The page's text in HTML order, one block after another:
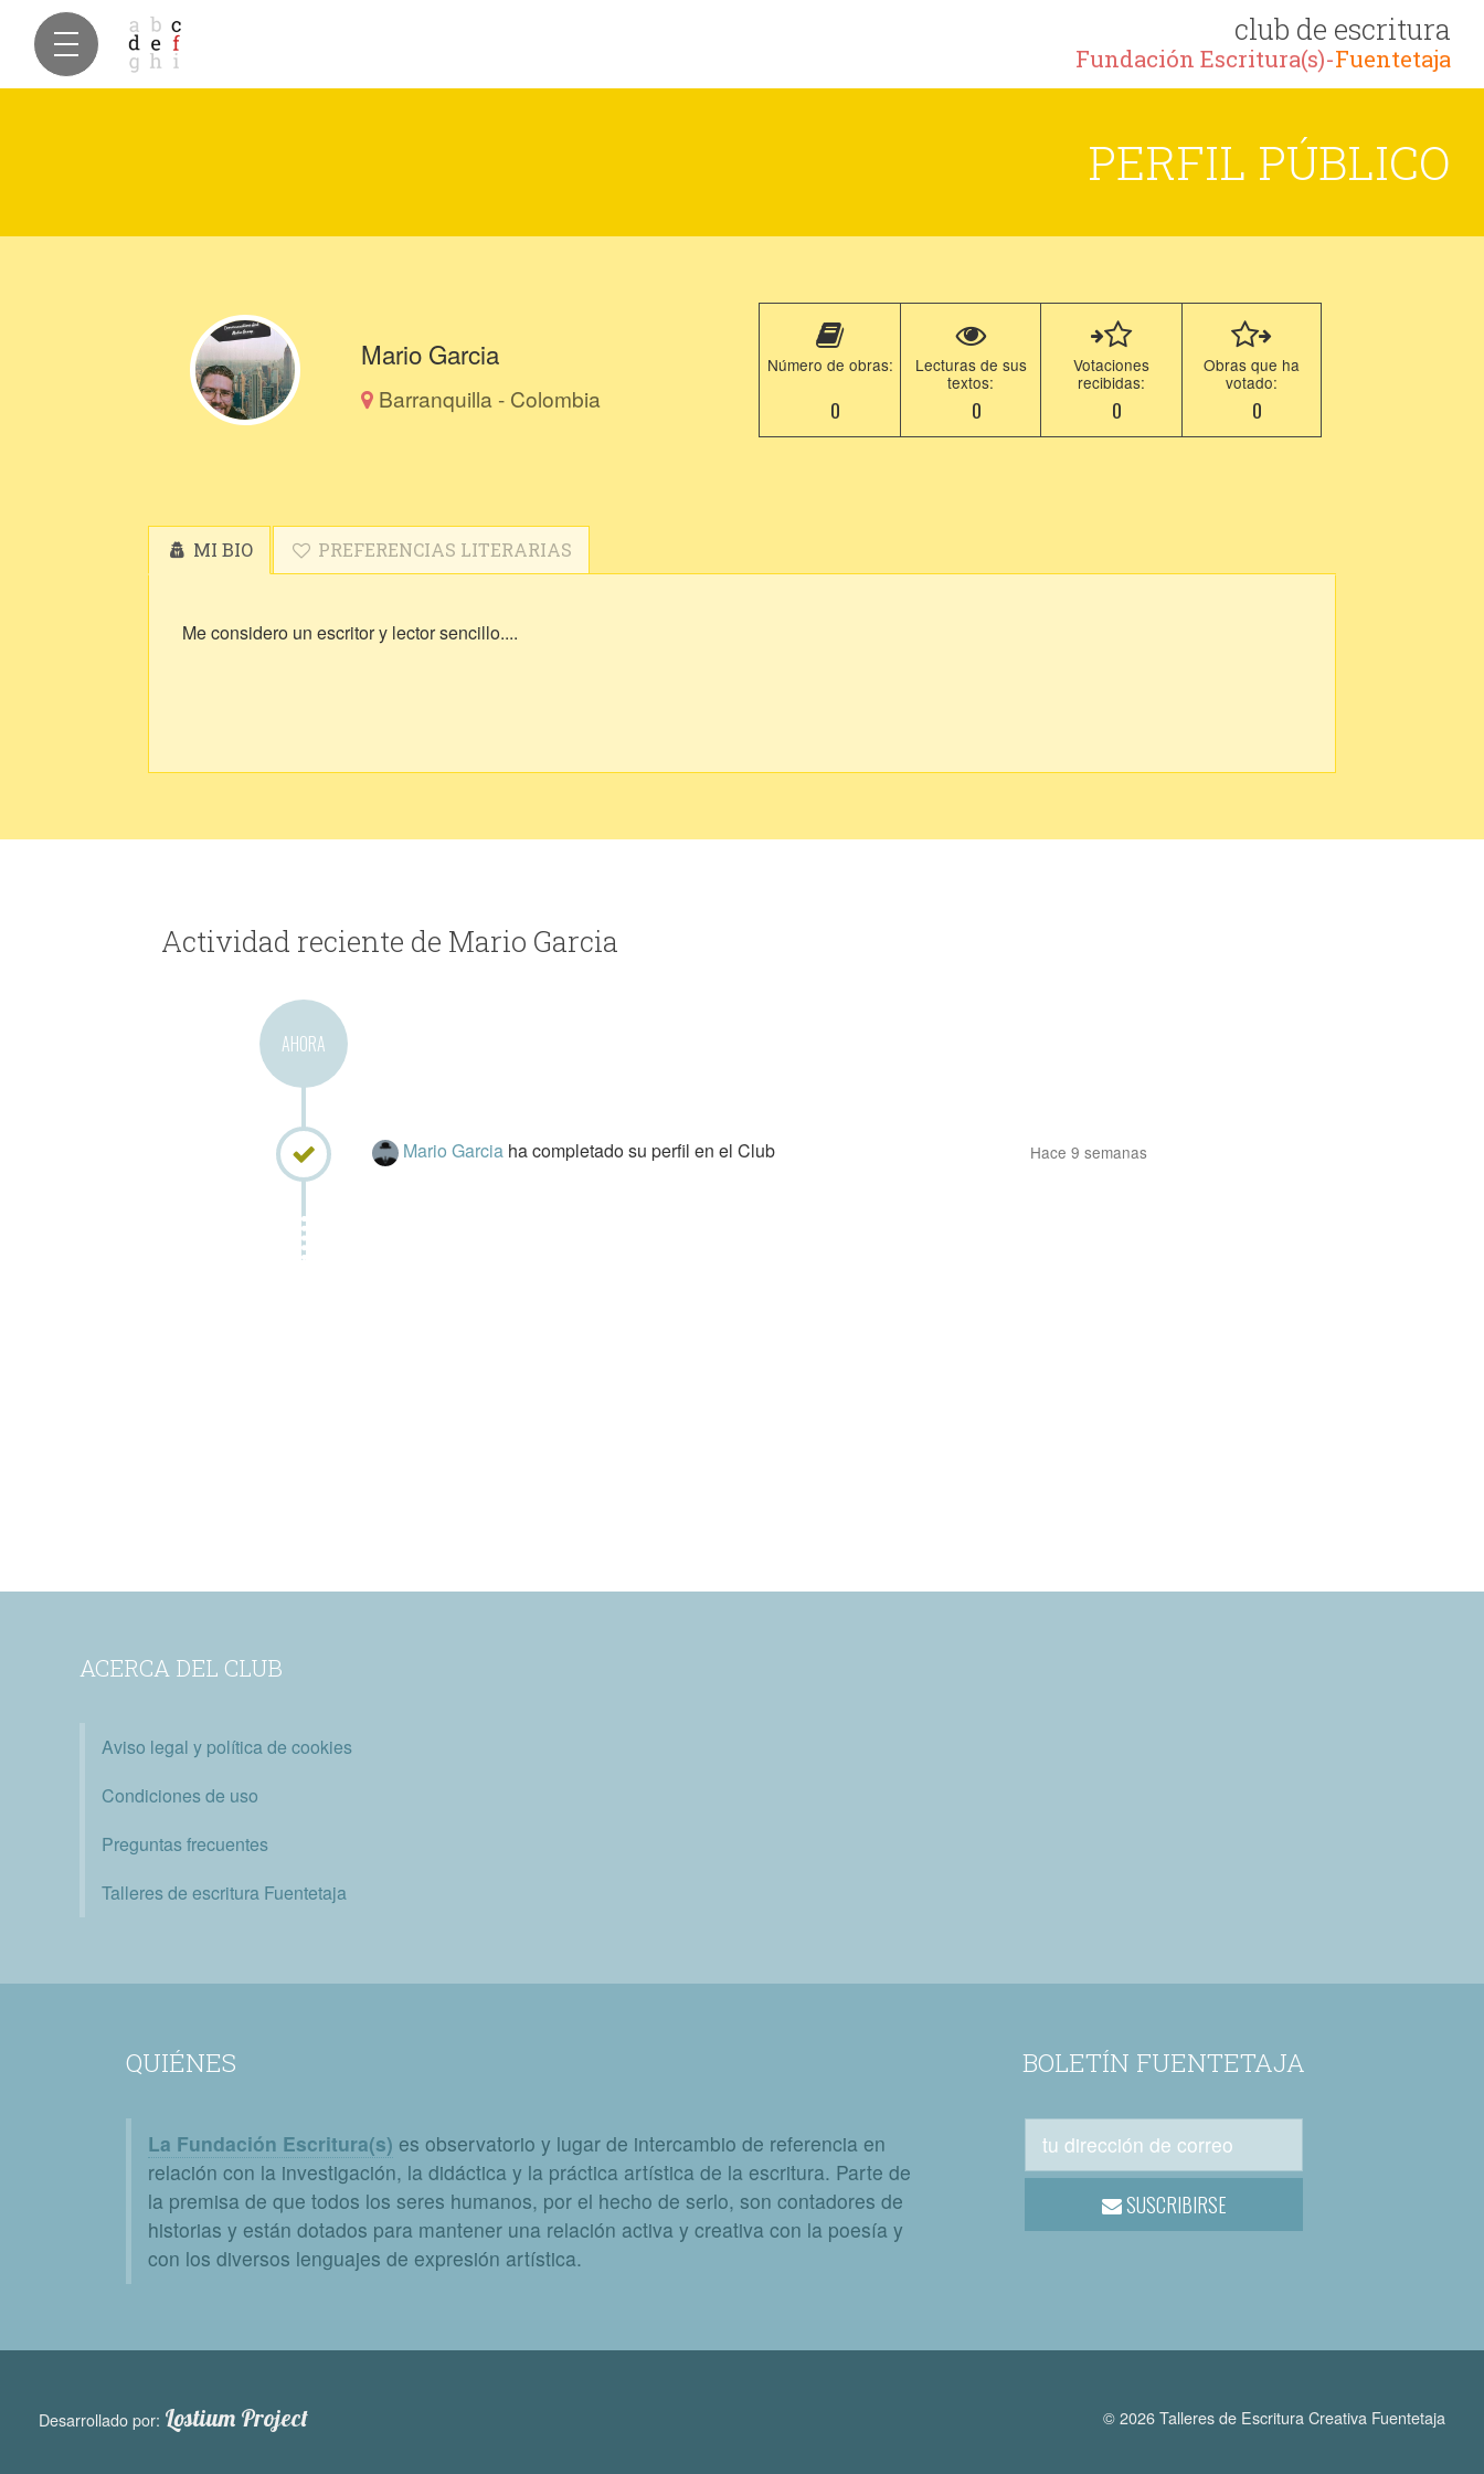
club de escritura
Fundación Escritura(s)-Fuentetaja
PERFIL PÚBLICO
Mario Garcia
Barranquilla - Colombia
Número de obras:
0
Lecturas de sus
textos:
0
Votaciones
recibidas:
0
Obras que ha
votado:
0
MI BIO PREFERENCIAS LITERARIAS
Me considero un escritor y lector sencillo....
Actividad reciente de Mario Garcia
AHORA
Mario Garciaha completado su perfil en el Club Hace 9 semanas
ACERCA DEL CLUB
Aviso legal y política de cookies
Condiciones de uso
Preguntas frecuentes
Talleres de escritura Fuentetaja
QUIÉNES
La Fundación Escritura(s) es observatorio y lugar de intercambio de referencia en
relación con la investigación, la didáctica y la práctica artística de la escritura. Parte de
la premisa de que todos los seres humanos, por el hecho de serlo, son contadores de
historias y están dotados para mantener una relación activa y creativa con la poesía y
con los diversos lenguajes de expresión artística.
BOLETÍN FUENTETAJA
SUSCRIBIRSE
Desarrollado por: Lostium Project © 2026 Talleres de Escritura Creativa Fuentetaja